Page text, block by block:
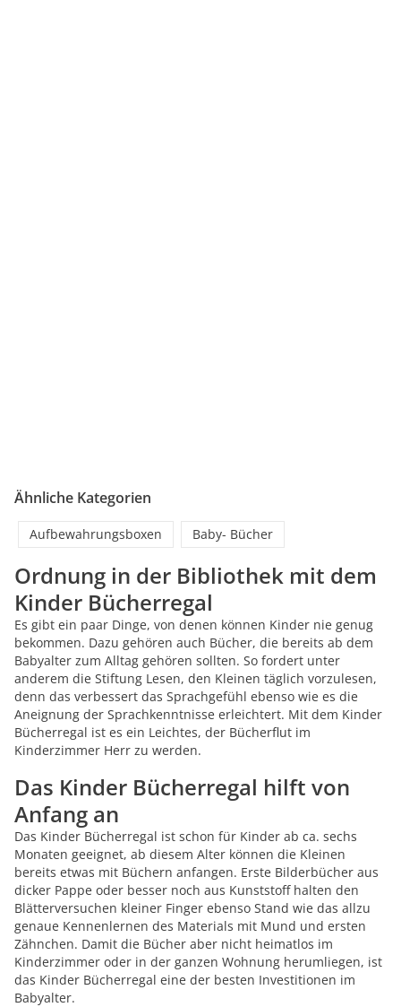
Ähnliche Kategorien
Aufbewahrungsboxen Baby- Bücher
Ordnung in der Bibliothek mit dem
Kinder Bücherregal
Es gibt ein paar Dinge, von denen können Kinder nie genug
bekommen. Dazu gehören auch Bücher, die bereits ab dem
Babyalter zum Alltag gehören sollten. So fordert unter
anderem die Stiftung Lesen, den Kleinen täglich vorzulesen,
denn das verbessert das Sprachgefühl ebenso wie es die
Aneignung der Sprachkenntnisse erleichtert. Mit dem Kinder
Bücherregal ist es ein Leichtes, der Bücherflut im
Kinderzimmer Herr zu werden.
Das Kinder Bücherregal hilft von
Anfang an
Das Kinder Bücherregal ist schon für Kinder ab ca. sechs
Monaten geeignet, ab diesem Alter können die Kleinen
bereits etwas mit Büchern anfangen. Erste Bilderbücher aus
dicker Pappe oder besser noch aus Kunststoff halten den
Blätterversuchen kleiner Finger ebenso Stand wie das allzu
genaue Kennenlernen des Materials mit Mund und ersten
Zähnchen. Damit die Bücher aber nicht heimatlos im
Kinderzimmer oder in der ganzen Wohnung herumliegen, ist
das Kinder Bücherregal eine der besten Investitionen im
Babyalter.